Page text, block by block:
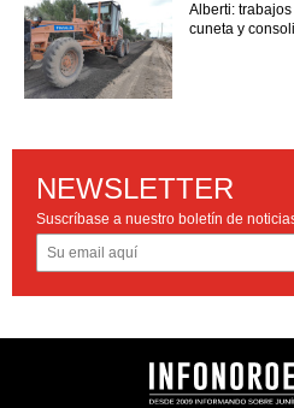
Alberti:
cuneta y
NEWSLETTER
Suscríbase a nuestro boletín de